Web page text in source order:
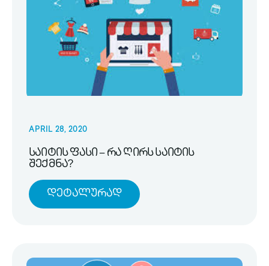
APRIL 28, 2020
საიტის ფასი – რა ღირს საიტის
შექმნა?
Დეტალურად